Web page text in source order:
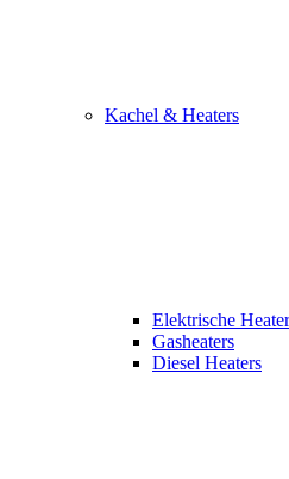
Kachel & Heaters
Elektrische
Gasheaters
Diesel Heaters